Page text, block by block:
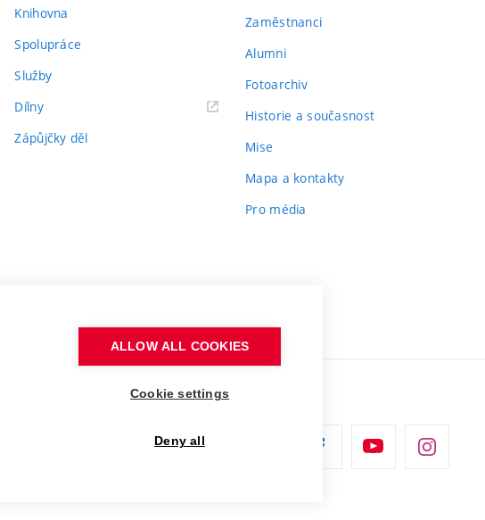
Knihovna
Spolupráce
Služby
Dílny
Zápůjčky děl
Zaměstnanci
Alumni
Fotoarchiv
Historie a současnost
Mise
Mapa a kontakty
Pro média
ALLOW ALL COOKIES
Cookie settings
Deny all